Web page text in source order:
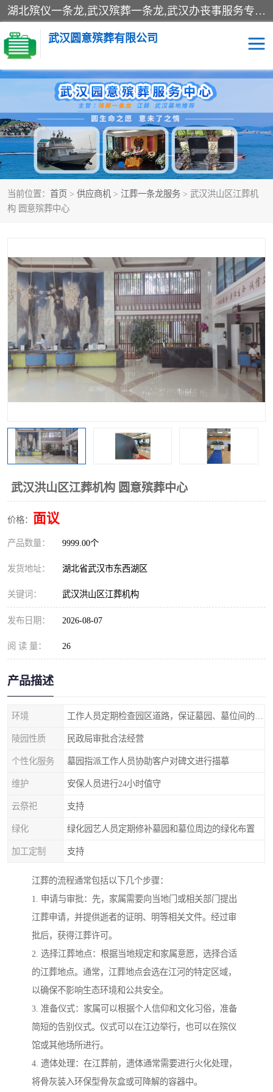
湖北殡仪一条龙,武汉殡葬一条龙,武汉办丧事服务专理红白佛事、病人临终关怀、医院或家中老人去世穿寿衣、灵车遗体接运、殡仪馆告别厅预约、办理火葬场手续、民俗丧事策划、遗体告别仪式、民俗礼仪服务、殡葬礼仪策划、陵园墓位导购、寺庙塔位择吉、往生功德策划、民俗功德策划、异地殡葬礼仪服务、异地骨灰接送返乡
武汉圆意殡葬有限公司
当前位置： 首页 > 供应商机 > 江葬一条龙服务 > 武汉洪山区江葬机
构 圆意殡葬中心
武汉洪山区江葬机构 圆意殡葬中心
价格： 面议
产品数量： 9999.00个
发货地址： 湖北省武汉市东西湖区
关键词： 武汉洪山区江葬机构
发布日期： 2026-08-07
阅 读 量： 26
产品描述
环境
陵园性质 民政局审批合法经营
个性化服务 墓园指派工作人员协助客户对碑文进行描摹
维护 安保人员进行24小时值守
云祭祀 支持
绿化 绿化园艺人员定期修补墓园和墓位周边的绿化布置
加工定制 支持
江葬的流程通常包括以下几个步骤：
1. 申请与审批：先，家属需要向当地门或相关部门提出
江葬申请，并提供逝者的证明、明等相关文件。经过审
批后，获得江葬许可。
2. 选择江葬地点：根据当地规定和家属意愿，选择合适
的江葬地点。通常，江葬地点会选在江河的特定区域，
以确保不影响生态环境和公共安全。
3. 准备仪式：家属可以根据个人信仰和文化习俗，准备
简短的告别仪式。仪式可以在江边举行，也可以在殡仪
馆或其他场所进行。
4. 遗体处理：在江葬前，遗体通常需要进行火化处理，
将骨灰装入环保型骨灰盒或可降解的容器中。
殡葬一条龙服务 江葬一条龙服务
武汉锦辉天堂文化园 仙鹤湖湿地公园
长乐园陵园 万福净土陵园
武汉市阳逻九龙宫陵园 石门峰人文纪念园